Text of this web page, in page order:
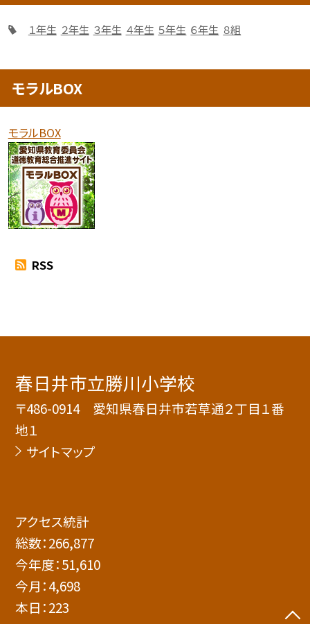
１年生 ２年生 ３年生 ４年生 ５年生 ６年生 ８組
モラルBOX
モラルBOX
RSS
春日井市立勝川小学校
〒486-0914 愛知県春日井市若草通２丁目１番
地１
サイトマップ
アクセス統計
総数：266,877
今年度：51,610
今月：4,698
本日：223